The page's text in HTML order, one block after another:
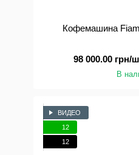
Кофемашина
98 000.00 грн/
В
ВИДЕО
12
12